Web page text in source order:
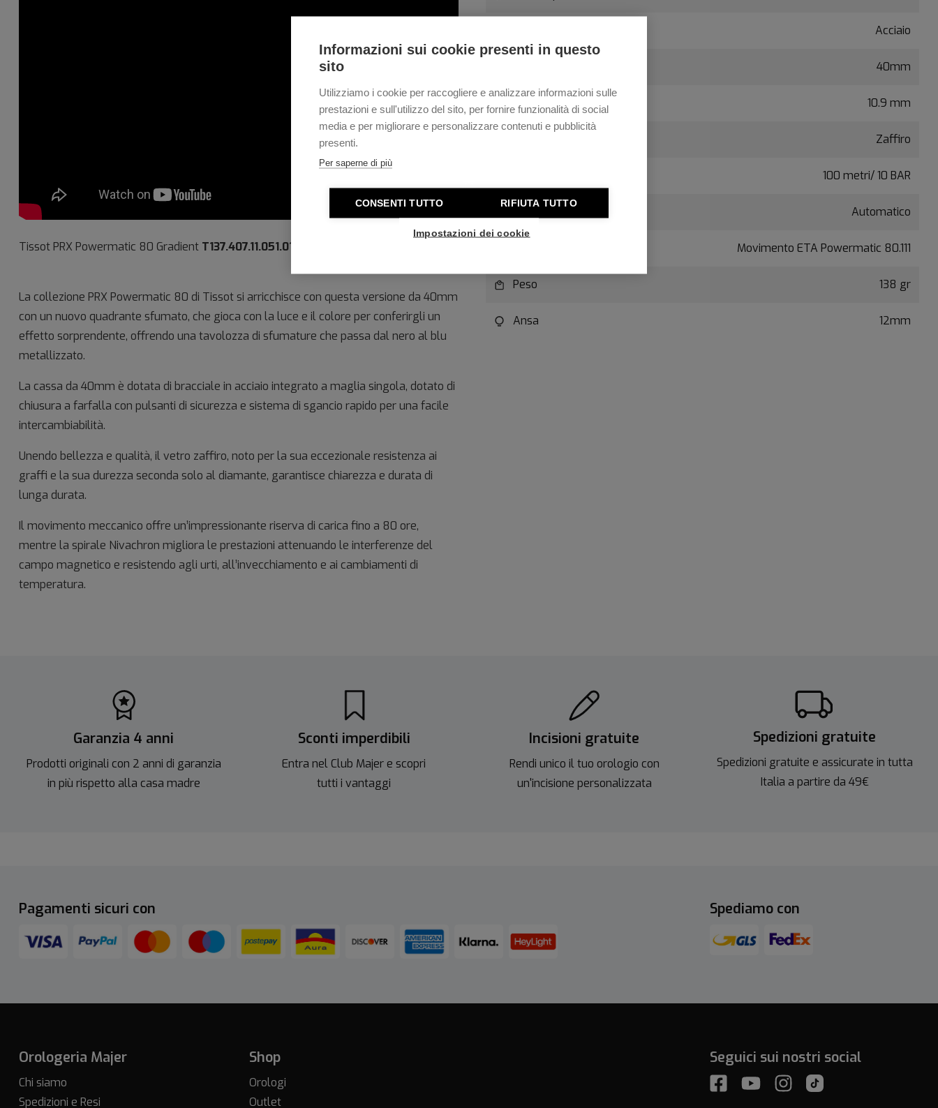
Informazioni sui cookie presenti in questo
sito
Utilizziamo i cookie per raccogliere e analizzare informazioni sulle
prestazioni e sull'utilizzo del sito, per fornire funzionalità di social
media e per migliorare e personalizzare contenuti e pubblicità
presenti.
Per saperne di più
CONSENTI TUTTO RIFIUTA TUTTO
Impostazioni dei cookie
Tissot PRX Powermatic 80 Gradient T137.407.11.051.01
La collezione PRX Powermatic 80 di Tissot si arricchisce con questa versione da 40mm
con un nuovo quadrante sfumato, che gioca con la luce e il colore per conferirgli un
effetto sorprendente, offrendo una tavolozza di sfumature che passa dal nero al blu
metallizzato.
La cassa da 40mm è dotata di bracciale in acciaio integrato a maglia singola, dotato di
chiusura a farfalla con pulsanti di sicurezza e sistema di sgancio rapido per una facile
intercambiabilità.
Unendo bellezza e qualità, il vetro zaffiro, noto per la sua eccezionale resistenza ai
graffi e la sua durezza seconda solo al diamante, garantisce chiarezza e durata di
lunga durata. ​
Il movimento meccanico offre un’impressionante riserva di carica fino a 80 ore,
mentre la spirale Nivachron migliora le prestazioni attenuando le interferenze del
campo magnetico e resistendo agli urti, all’invecchiamento e ai cambiamenti di
temperatura.
Acciaio
40mm
Spessore Cassa 10.9 mm
Zaffiro
100 metri/ 10 BAR
Movimento Automatico
Movimento ETA Powermatic 80.111
Peso 138 gr
Ansa 12mm
Garanzia 4 anni
Prodotti originali con 2 anni di garanzia
in più rispetto alla casa madre
Sconti imperdibili
Entra nel Club Majer e scopri
tutti i vantaggi
Incisioni gratuite
Rendi unico il tuo orologio con
un'incisione personalizzata
Spedizioni gratuite
Spedizioni gratuite e assicurate in tutta
Italia a partire da 49€
Pagamenti sicuri con Spediamo con
Orologeria Majer
Chi siamo
Spedizioni e Resi
Shop
Orologi
Outlet
Seguici sui nostri social